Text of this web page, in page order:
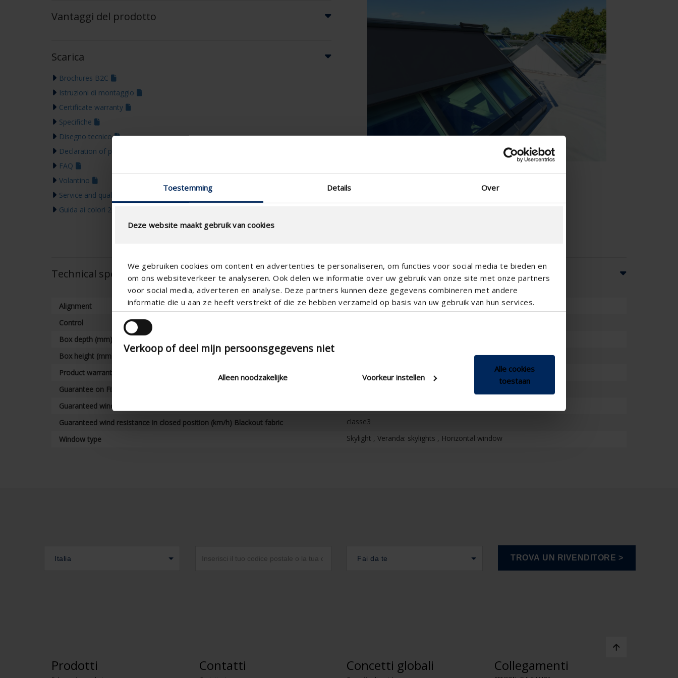
Toestemming Details Over
Deze website maakt gebruik van cookies
We gebruiken cookies om content en advertenties te personaliseren, om functies voor social media te bieden en
om ons websiteverkeer te analyseren. Ook delen we informatie over uw gebruik van onze site met onze partners
voor social media, adverteren en analyse. Deze partners kunnen deze gegevens combineren met andere
informatie die u aan ze heeft verstrekt of die ze hebben verzameld op basis van uw gebruik van hun services.
Verkoop of deel mijn persoonsgegevens niet
Alleen noodzakelijke Voorkeur instellen
Alle cookies
toestaan
Danese - Danimarca
Norwegian - Norway
Svedese - Svezia
English - Ireland
English - Canada
Middle East
Chinese - China
Vantaggi del prodotto
Scarica
Brochures B2C
Istruzioni di montaggio
Certificate warranty
Specifiche
Disegno tecnico
Declaration of performance
FAQ
Volantino
Service and quality tools
Guida ai colori 2026
Technical specifications
Alignment
Horizontal
Control
Box depth (mm)
Box height (mm)
Product warranty
Guarantee on Fixscreen technology
Guaranteed wind resistance in closed position (km/h)
Guaranteed wind resistance in closed position (km/h) Blackout fabric
classe3
Window type
Skylight , Veranda: skylights , Horizontal window
Italia Fai da te
Prodotti Contatti Concetti globali Collegamenti